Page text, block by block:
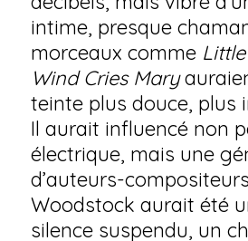
intime, presque
morceaux comme
Wind Cries Mary
teinte plus douce, plus
Il aurait influencé non
électrique, mais une
d’auteurs-
Woodstock aurait été
silence suspendu, un